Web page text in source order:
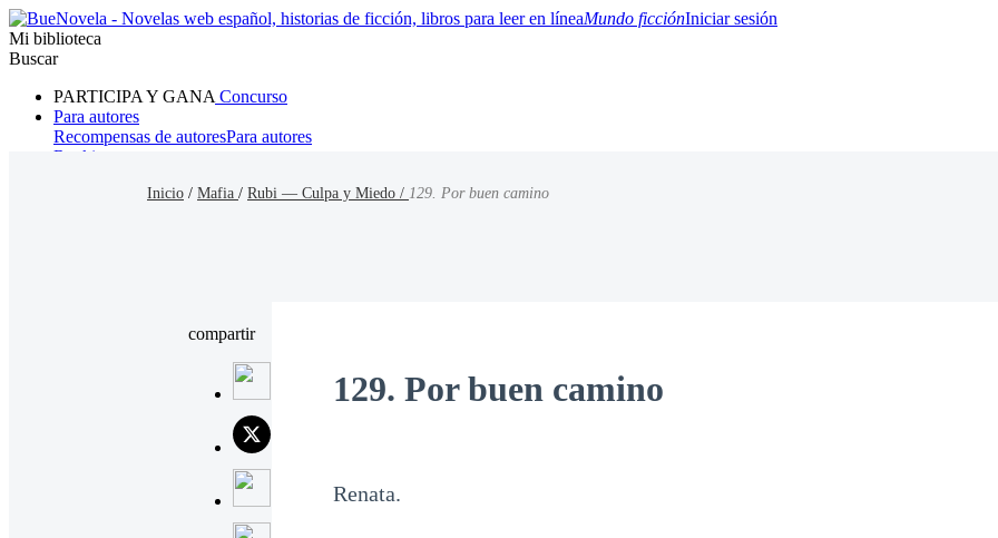
Mundo ficciónIniciar sesión
Mi biblioteca
Buscar
PARTICIPA Y GANA Concurso
Para autores
Recompensas de autoresPara autores
Ranking
Inicio / Mafia / Rubi — Culpa y Miedo / 129. Por buen camino
compartir
129. Por buen camino
Renata.